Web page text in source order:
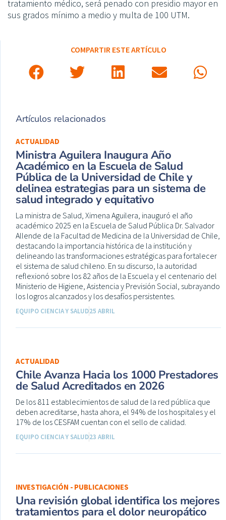
tratamiento médico, será penado con presidio mayor en
sus grados mínimo a medio y multa de 100 UTM.
COMPARTIR ESTE ARTÍCULO
Artículos relacionados
ACTUALIDAD
Ministra Aguilera Inaugura Año
Académico en la Escuela de Salud
Pública de la Universidad de Chile y
delinea estrategias para un sistema de
salud integrado y equitativo
La ministra de Salud, Ximena Aguilera, inauguró el año
académico 2025 en la Escuela de Salud Pública Dr. Salvador
Allende de la Facultad de Medicina de la Universidad de Chile,
destacando la importancia histórica de la institución y
delineando las transformaciones estratégicas para fortalecer
el sistema de salud chileno. En su discurso, la autoridad
reflexionó sobre los 82 años de la Escuela y el centenario del
Ministerio de Higiene, Asistencia y Previsión Social, subrayando
los logros alcanzados y los desafíos persistentes.
EQUIPO CIENCIA Y SALUD25 ABRIL
ACTUALIDAD
Chile Avanza Hacia los 1000 Prestadores
de Salud Acreditados en 2026
De los 811 establecimientos de salud de la red pública que
deben acreditarse, hasta ahora, el 94% de los hospitales y el
17% de los CESFAM cuentan con el sello de calidad.
EQUIPO CIENCIA Y SALUD23 ABRIL
INVESTIGACIÓN - PUBLICACIONES
Una revisión global identifica los mejores
tratamientos para el dolor neuropático